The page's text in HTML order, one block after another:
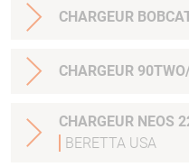
CHARGEUR
CHARGEUR
BERETTA USA